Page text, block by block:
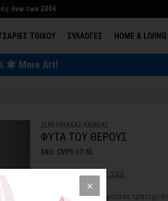
άνω των 200€
ΤΟΙΧΟΥ ΣΥΛΛΟΓΕΣ HOME & LIVING
More Art!
SLIM ΠΙΝΑΚΑΣ ΚΑΜΒΑΣ
ΦΥΤΑ ΤΟΥ ΘΕΡΟΥΣ
SKU: CVPS-17-SL
123,59€ 164,78€
Γραμμικά καλοκαιρινά φυτά σε τρίπτυχο